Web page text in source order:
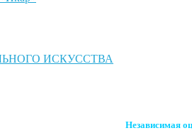
ИСКУССТВА
Независимая